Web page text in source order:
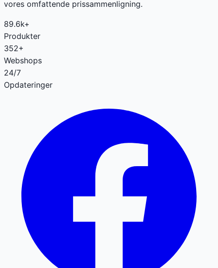
vores omfattende prissammenligning.
89.6k+
Produkter
352+
Webshops
24/7
Opdateringer